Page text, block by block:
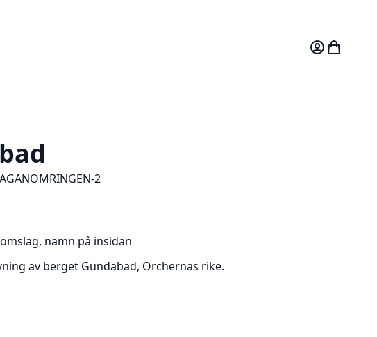
Mitt konto
2
namn på insidan
av berget Gundabad, Orchernas rike.